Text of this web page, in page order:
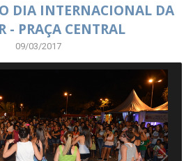
DIA INTERNACIONAL DA
- PRAÇA CENTRAL
09/03/2017